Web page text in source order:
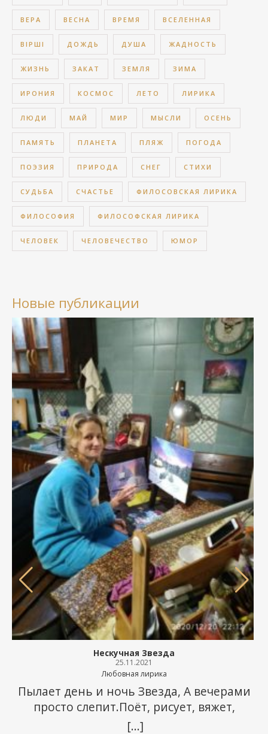
ВЕРА ВЕСНА ВРЕМЯ ВСЕЛЕННАЯ
ВІРШІ ДОЖДЬ ДУША ЖАДНОСТЬ
ЖИЗНЬ ЗАКАТ ЗЕМЛЯ ЗИМА
ИРОНИЯ КОСМОС ЛЕТО ЛИРИКА
ЛЮДИ МАЙ МИР МЫСЛИ ОСЕНЬ
ПАМЯТЬ ПЛАНЕТА ПЛЯЖ ПОГОДА
ПОЭЗИЯ ПРИРОДА СНЕГ СТИХИ
СУДЬБА СЧАСТЬЕ ФИЛОСОВСКАЯ ЛИРИКА
ФИЛОСОФИЯ ФИЛОСОФСКАЯ ЛИРИКА
ЧЕЛОВЕК ЧЕЛОВЕЧЕСТВО ЮМОР
Новые публикации
Нескучная Звезда
25.11.2021
Любовная лирика
Пылает день и ночь Звезда, А вечерами
просто слепит.Поёт, рисует, вяжет,
лепит…И не скучает никогда — Совсем
[...]